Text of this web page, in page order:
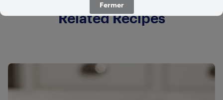
Related Recipes
Fermer